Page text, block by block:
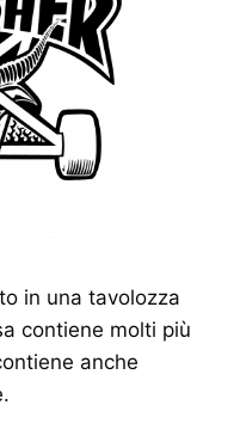
in una tavolozza
contiene molti più
anche